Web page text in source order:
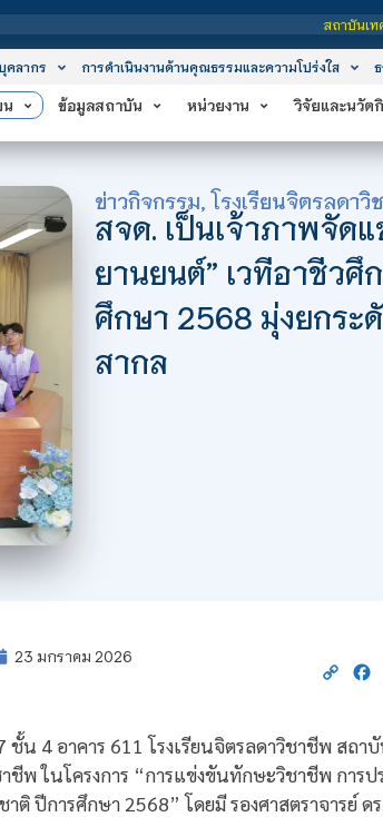
สถาบันเทคโนโลยีจิตรลดา เป็นสถาบั
คลากร การดำเนินงานด้านคุณธรรมและความโปร่งใส
น ข้อมูลสถาบัน หน่วยงาน วิจัยและนวัต
ข่าวกิจกรรม,โรงเรียนจิตรลดาวิ
สจด. เป็นเจ้าภาพจัด
ยานยนต์” เวทีอาชีวศึ
ศึกษา 2568 มุ่งยกระ
สากล
23 มกราคม 2026
Copy
น 4 อาคาร 611 โรงเรียนจิตรลดาวิชาชีพ สถา
พ ในโครงการ “การแข่งขันทักษะวิชาชีพ การ
ติ ปีการศึกษา 2568” โดยมี รองศาสตราจาร